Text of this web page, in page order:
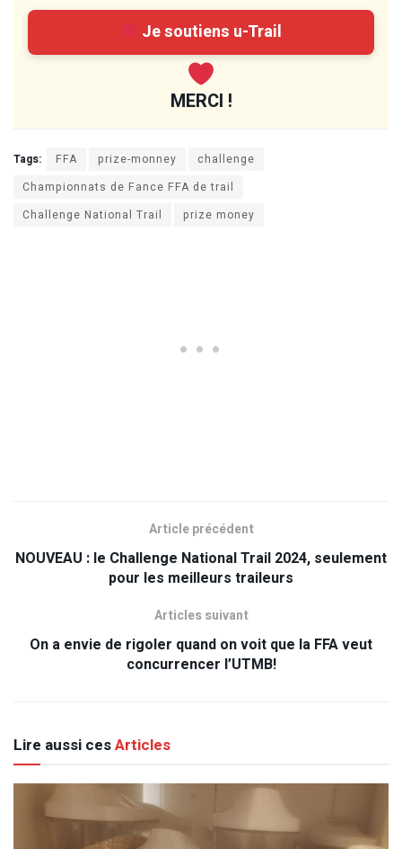
Je soutiens u-Trail
MERCI !
Tags: FFA prize-monney
challenge
Championnats de Fance FFA de trail
Challenge National Trail
prize money
Article précédent
NOUVEAU : le Challenge National Trail 2024, seulement
pour les meilleurs traileurs
Articles suivant
On a envie de rigoler quand on voit que la FFA veut
concurrencer l’UTMB!
Lire aussi cesArticles